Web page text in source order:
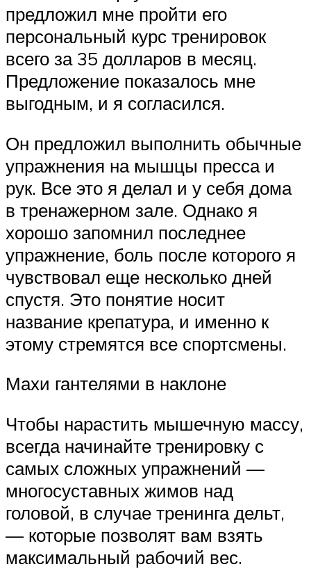
предложил мне пройти его
персональный курс тренировок
всего за 35 долларов в месяц.
Предложение показалось мне
выгодным, и я согласился.
Он предложил выполнить обычные
упражнения на мышцы пресса и
рук. Все это я делал и у себя дома
в тренажерном зале. Однако я
хорошо запомнил последнее
упражнение, боль после которого я
чувствовал еще несколько дней
спустя. Это понятие носит
название крепатура, и именно к
этому стремятся все спортсмены.
Махи гантелями в наклоне
Чтобы нарастить мышечную массу,
всегда начинайте тренировку с
самых сложных упражнений —
многосуставных жимов над
головой, в случае тренинга дельт,
— которые позволят вам взять
максимальный рабочий вес.